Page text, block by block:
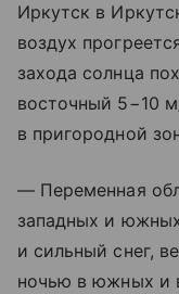
Иркутск в
воздух
захода солнца
восточный 5−10
в пригородной
— Переменная
западных и
и сильный снег,
ночью в южных и